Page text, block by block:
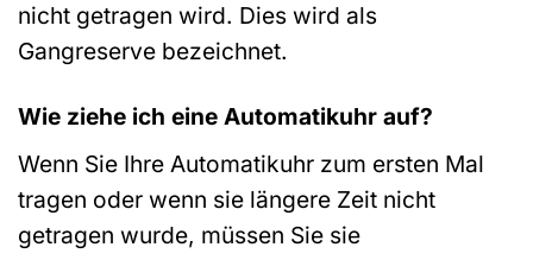
nicht getragen wird. Dies wird als
Gangreserve bezeichnet.
Wie ziehe ich eine Automatikuhr auf?
Wenn Sie Ihre Automatikuhr zum ersten Mal
tragen oder wenn sie längere Zeit nicht
getragen wurde, müssen Sie sie